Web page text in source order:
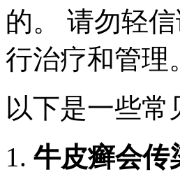
的。 请勿轻
行治疗和管理
以下是一些常
牛皮癣会传